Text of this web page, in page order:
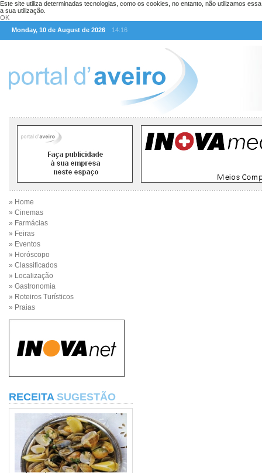
Este site utiliza determinadas tecnologias, como os cookies, no entanto, não utilizamos
a sua utilização.
OK
Monday, 10 de August de 2026
14:16
» Home
» Cinemas
» Farmácias
» Feiras
» Eventos
» Horóscopo
» Classificados
» Localização
» Gastronomia
» Roteiros Turísticos
» Praias
RECEITA SUGESTÃO